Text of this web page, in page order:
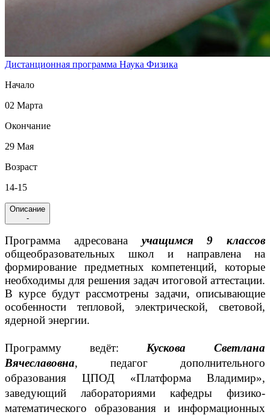
Дистанционная программа Наука Физика
Начало
02 Марта
Окончание
29 Мая
Возраст
14-15
Описание
-
Программа адресована учащимся 9 классов
общеобразовательных школ и направлена на
формирование предметных компетенций, которые
необходимы для решения задач итоговой аттестации.
В курсе будут рассмотрены задачи, описывающие
особенности тепловой, электрической, световой,
ядерной энергии.
Программу ведёт: Кускова Светлана
Вячеславовна, педагог дополнительного
образования ЦПОД «Платформа Владимир»,
заведующий лабораториями кафедры физико-
математического образования и информационных